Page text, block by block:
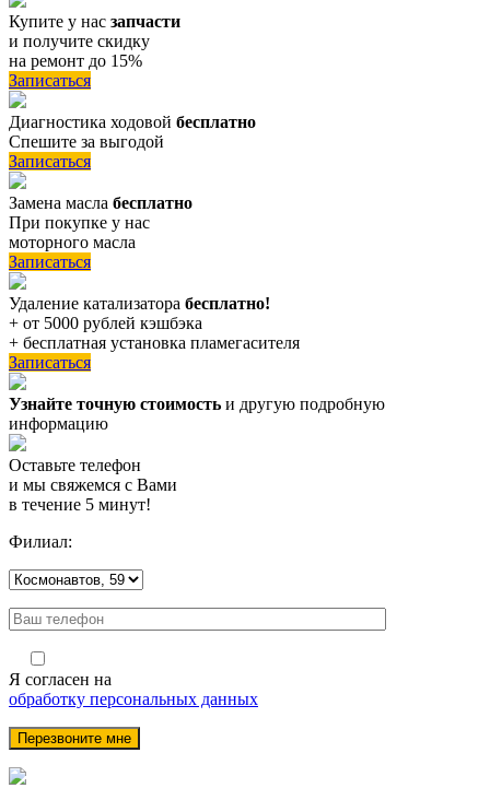
Купите у нас запчасти
и получите скидку
на ремонт до 15%
Записаться
Диагностика ходовой бесплатно
Спешите за выгодой
Записаться
Замена масла бесплатно
При покупке у нас
моторного масла
Записаться
Удаление катализатора бесплатно!
+ от 5000 рублей кэшбэка
+ бесплатная установка пламегасителя
Записаться
Узнайте точную стоимость и другую подробную
информацию
Оставьте телефон
и мы свяжемся с Вами
в течение 5 минут!
Филиал:
Я согласен на
обработку персональных данных